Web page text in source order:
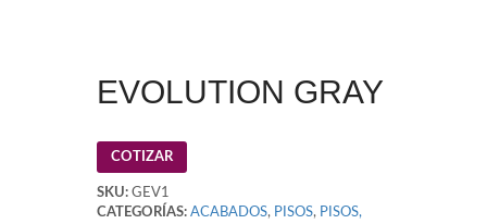
EVOLUTION GRAY
COTIZAR
SKU: GEV1
CATEGORÍAS: ACABADOS, PISOS, PISOS,